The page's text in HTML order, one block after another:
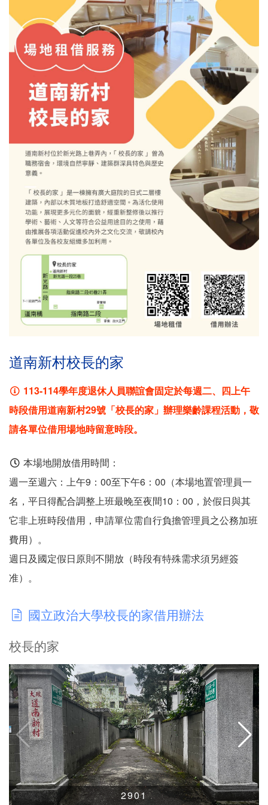
道南新村校長的家
113-114學年度退休人員聯誼會固定於每週二、四上午
時段借用道南新村29號「校長的家」辦理樂齡課程活動，敬
請各單位借用場地時留意時段。
本場地開放借用時間：
週一至週六：上午9：00至下午6：00（本場地置管理員一
名，平日得配合調整上班最晚至夜間10：00，於假日與其
它非上班時段借用，申請單位需自行負擔管理員之公務加班
費用）。
週日及國定假日原則不開放（時段有特殊需求須另經簽
准）。
國立政治大學校長的家借用辦法
校長的家
2901